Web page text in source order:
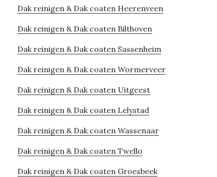
Dak reinigen & Dak coaten Heerenveen
Dak reinigen & Dak coaten Bilthoven
Dak reinigen & Dak coaten Sassenheim
Dak reinigen & Dak coaten Wormerveer
Dak reinigen & Dak coaten Uitgeest
Dak reinigen & Dak coaten Lelystad
Dak reinigen & Dak coaten Wassenaar
Dak reinigen & Dak coaten Twello
Dak reinigen & Dak coaten Groesbeek